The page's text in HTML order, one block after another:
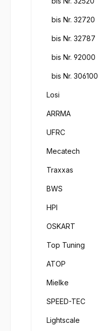
bis Nr. 32720
bis Nr. 32787
bis Nr. 92000
bis Nr. 306100
Losi
ARRMA
UFRC
Mecatech
Traxxas
BWS
HPI
OSKART
Top Tuning
ATOP
Mielke
SPEED-TEC
Lightscale